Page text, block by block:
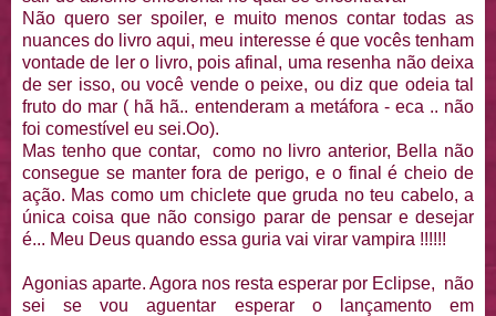
Não quero ser spoiler, e muito menos contar todas as
nuances do livro aqui, meu interesse é que vocês tenham
vontade de ler o livro, pois afinal, uma resenha não deixa
de ser isso, ou você vende o peixe, ou diz que odeia tal
fruto do mar ( hã hã.. entenderam a metáfora - eca .. não
foi comestível eu sei.Oo).
Mas tenho que contar, como no livro anterior, Bella não
consegue se manter fora de perigo, e o final é cheio de
ação. Mas como um chiclete que gruda no teu cabelo, a
única coisa que não consigo parar de pensar e desejar
é... Meu Deus quando essa guria vai virar vampira !!!!!!
Agonias aparte. Agora nos resta esperar por Eclipse, não
sei se vou aguentar esperar o lançamento em